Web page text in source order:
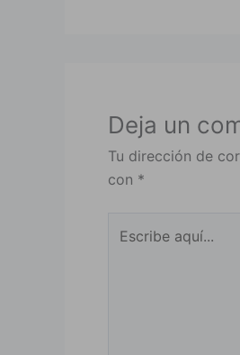
Deja un
Tu dirección de
con *
aquí...